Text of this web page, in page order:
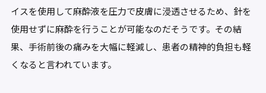
イスを使用して麻酔液を圧力で皮膚に浸透させるため、針を
使用せずに麻酔を行うことが可能なのだそうです。その結
果、手術前後の痛みを大幅に軽減し、患者の精神的負担も軽
くなると言われています。